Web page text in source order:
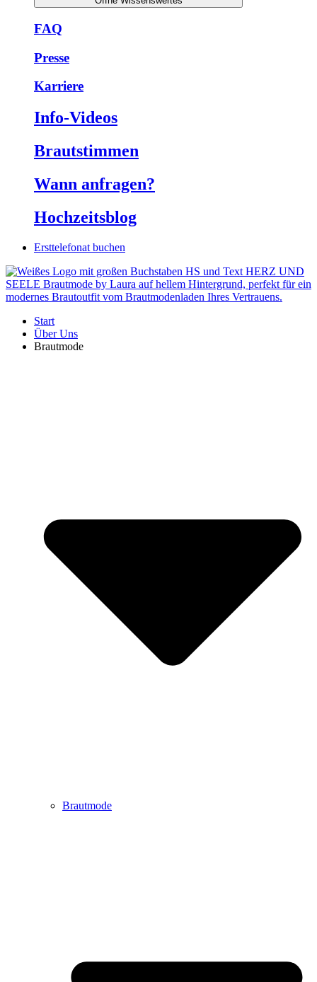
FAQ
Presse
Karriere
Info-Videos
Braut­stimmen
Wann anfragen?
Hochzeits­blog
Ersttelefonat buchen
Start
Über Uns
Brautmode
Brautmode